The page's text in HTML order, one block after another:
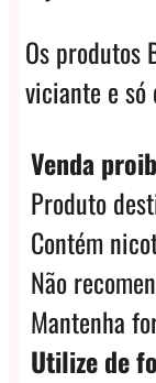
Os produtos
viciante e só
Venda
Produto
Contém
Não
Mantenha
Utilize de